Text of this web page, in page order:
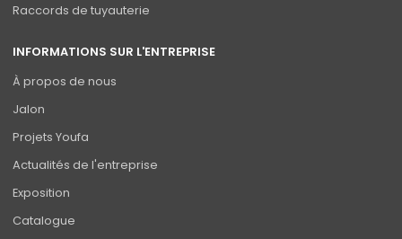
Raccords de tuyauterie
INFORMATIONS SUR L'ENTREPRISE
À propos de nous
Jalon
Projets Youfa
Actualités de l'entreprise
Exposition
Catalogue